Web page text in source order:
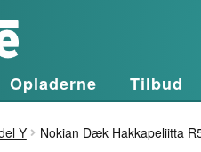
Opladerne Tilbud
Y Nokian Dæk Hakkapeliitta